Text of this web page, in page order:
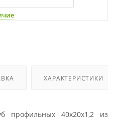
ХАРАКТЕРИСТИКИ
профильных 40х20х1,2 из